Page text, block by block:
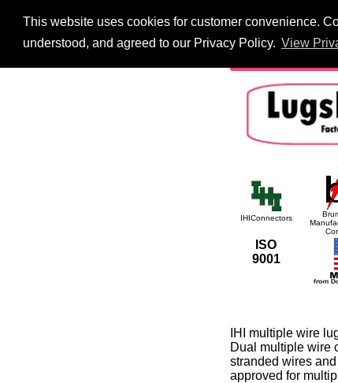
This website uses cookies for customer convenience.
understood, and agreed to our Privacy Policy. View
HOME
IHIConnectors
ISO
9001
IHI multiple wire
Dual multiple wire
stranded wires
approved for